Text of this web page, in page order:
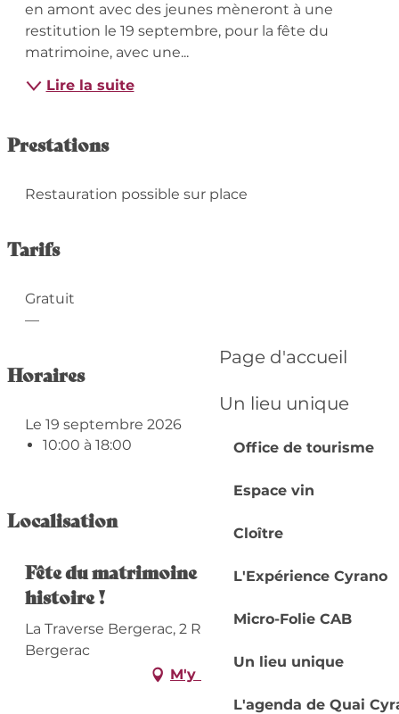
Page d'accueil
Un lieu unique
Office de tourisme
Espace vin
Cloître
L'Expérience Cyrano
Micro-Folie CAB
Un lieu unique
L'agenda de Quai
en amont avec des jeunes mèneront à une
restitution le 19 septembre, pour la fête du
matrimoine, avec une...
Lire la suite
Prestations
Restauration possible sur place
Tarifs
Gratuit
—
Horaires
Le 19 septembre 2026
10:00 à 18:00
Localisation
Fête du matrimoine | elles ont fait notre
histoire !
La Traverse Bergerac, 2 Rue Jean Nicot, 24100
Bergerac
M'y rendre